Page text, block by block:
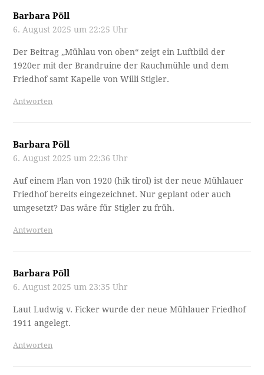
Barbara Pöll
6. August 2025 um 22:25 Uhr
Der Beitrag „Mühlau von oben“ zeigt ein Luftbild der
1920er mit der Brandruine der Rauchmühle und dem
Friedhof samt Kapelle von Willi Stigler.
Antworten
Barbara Pöll
6. August 2025 um 22:36 Uhr
Auf einem Plan von 1920 (hik tirol) ist der neue Mühlauer
Friedhof bereits eingezeichnet. Nur geplant oder auch
umgesetzt? Das wäre für Stigler zu früh.
Antworten
Barbara Pöll
6. August 2025 um 23:35 Uhr
Laut Ludwig v. Ficker wurde der neue Mühlauer Friedhof
1911 angelegt.
Antworten